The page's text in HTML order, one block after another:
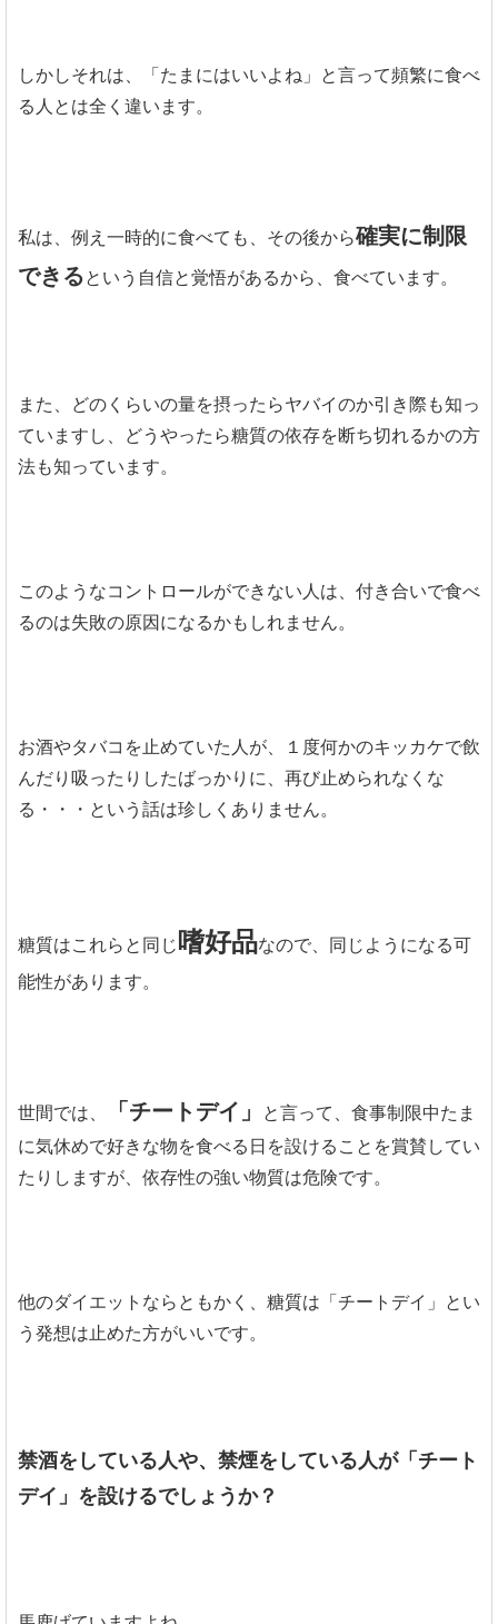
しかしそれは、「たまにはいいよね」と言って頻繁に食べ
る人とは全く違います。
私は、例え一時的に食べても、その後から確実に制限
できる という自信と覚悟があるから、食べています。
また、どのくらいの量を摂ったらヤバイのか引き際も知っ
ていますし、どうやったら糖質の依存を断ち切れるかの方
法も知っています。
このようなコントロールができない人は、付き合いで食べ
るのは失敗の原因になるかもしれません。
お酒やタバコを止めていた人が、１度何かのキッカケで飲
んだり吸ったりしたばっかりに、再び止められなくな
る・・・という話は珍しくありません。
糖質はこれらと同じ嗜好品なので、同じようになる可
能性があります。
世間では、 「チートデイ」
と言って、食事制限中たま
に気休めで好きな物を食べる日を設けることを賞賛してい
たりしますが、依存性の強い物質は危険です。
他のダイエットならともかく、糖質は「チートデイ」とい
う発想は止めた方がいいです。
禁酒をしている人や、禁煙をしている人が「チート
デイ」を設けるでしょうか？